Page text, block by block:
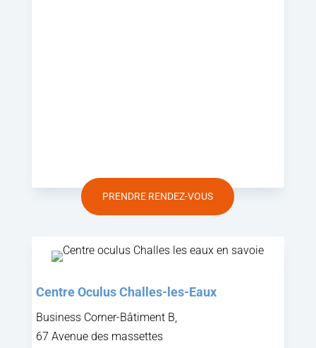
PRENDRE RENDEZ-VOUS
Centre Oculus Challes-les-Eaux
Business Corner-Bâtiment B,
67 Avenue des massettes